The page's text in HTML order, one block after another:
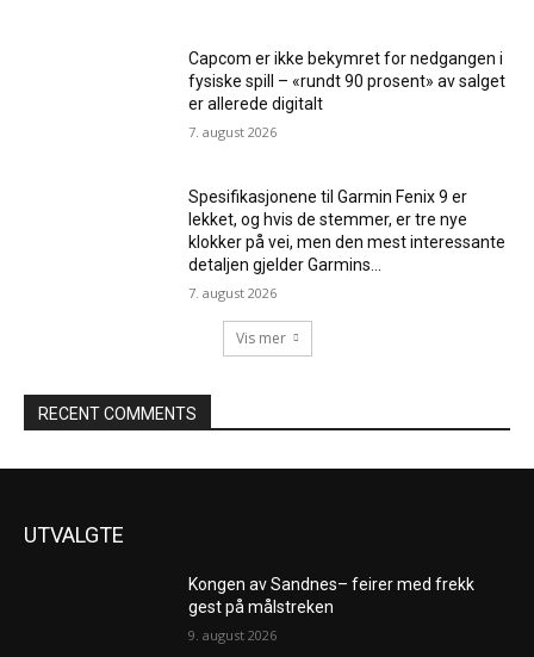
Capcom er ikke bekymret for nedgangen i
fysiske spill – «rundt 90 prosent» av salget
er allerede digitalt
7. august 2026
Spesifikasjonene til Garmin Fenix ​​9 er
lekket, og hvis de stemmer, er tre nye
klokker på vei, men den mest interessante
detaljen gjelder Garmins...
7. august 2026
Vis mer
RECENT COMMENTS
UTVALGTE
Kongen av Sandnes– feirer med frekk
gest på målstreken
9. august 2026